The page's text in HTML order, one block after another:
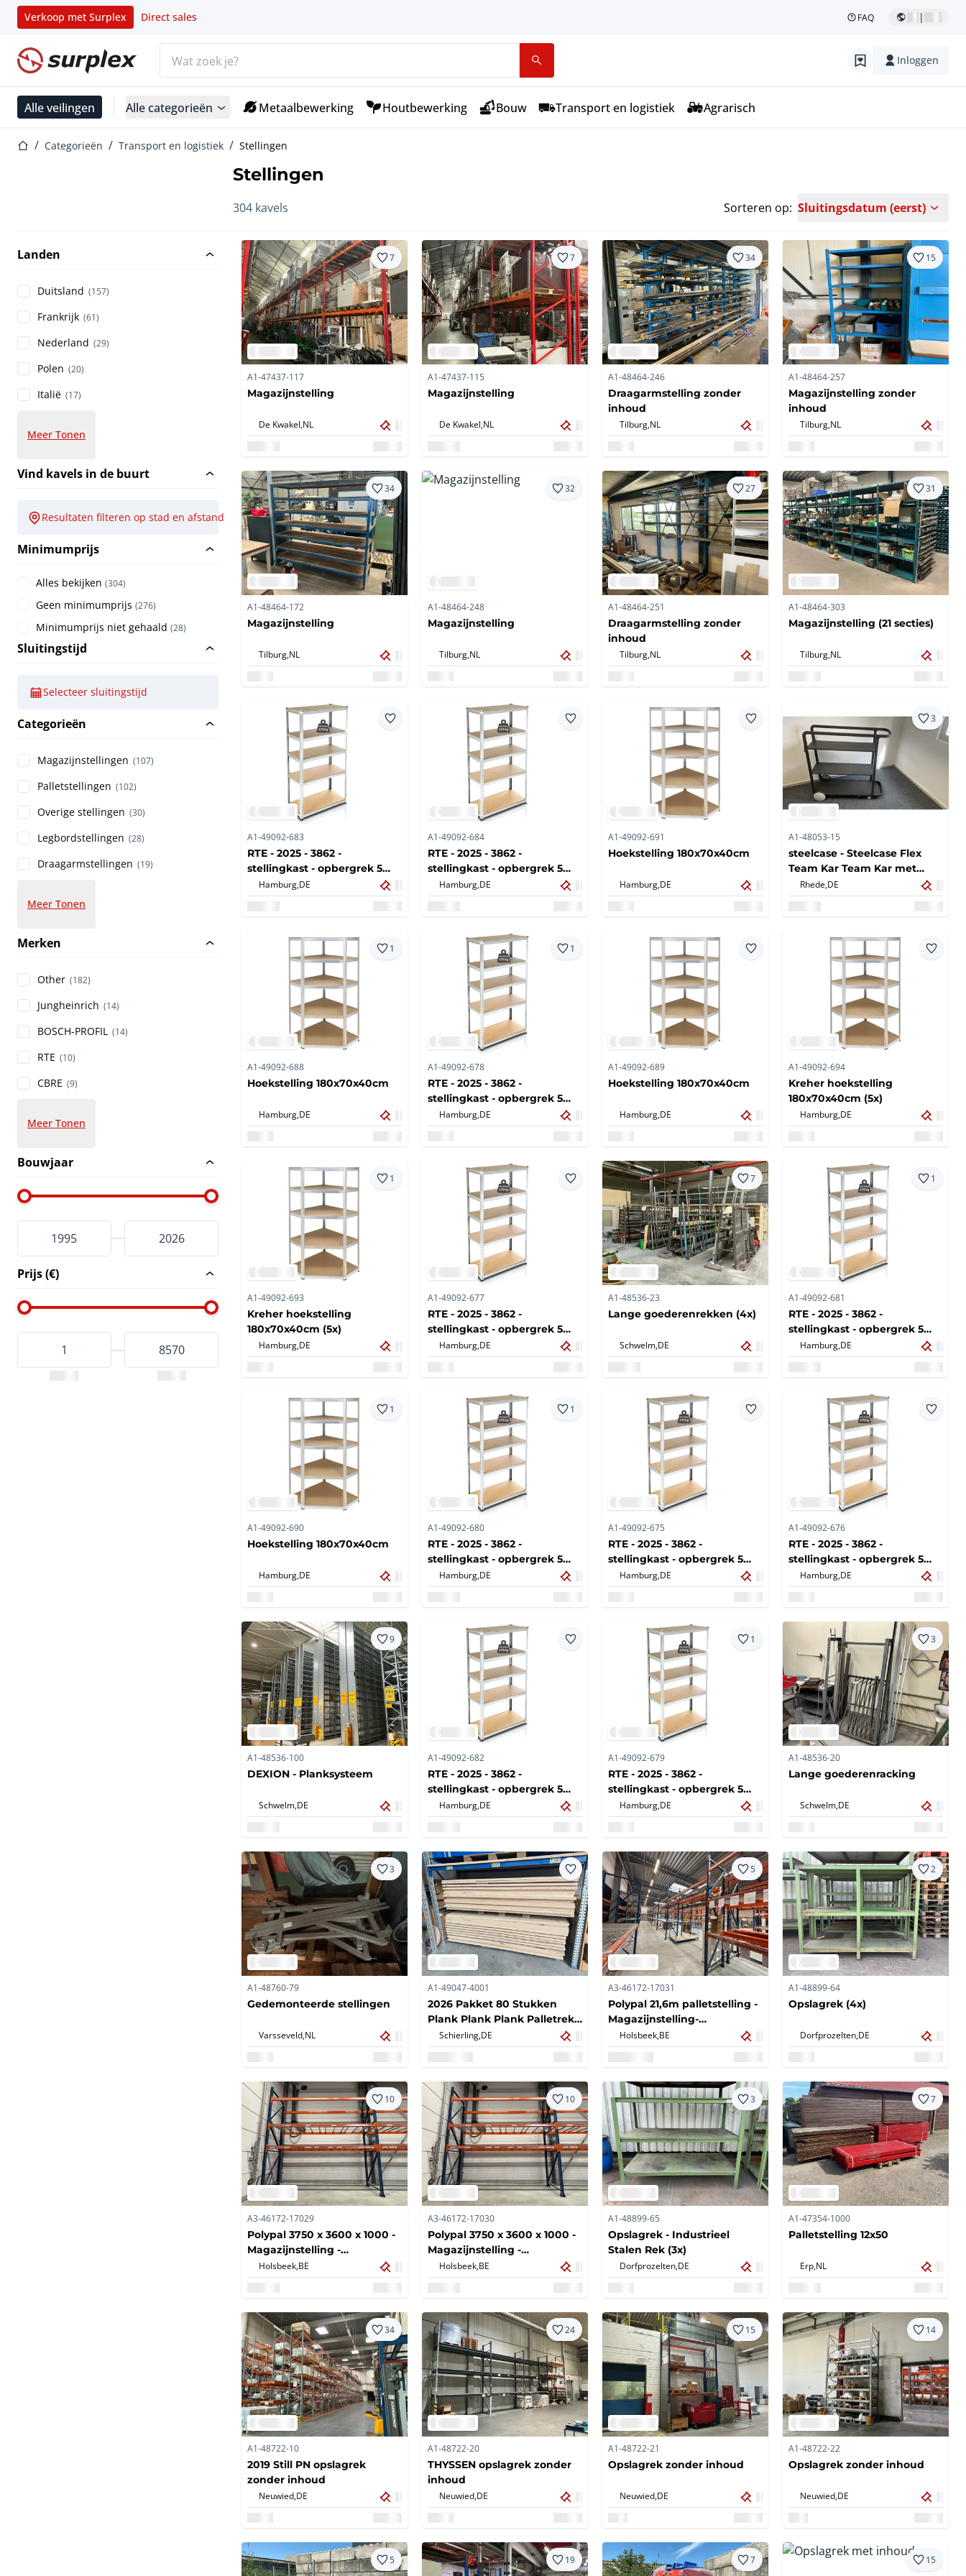
Verkoop met Surplex Direct sales FAQ |
Startpagina Inloggen
Alle veilingen Alle categorieën Metaalbewerking Houtbewerking Bouw Transport en logistiek Agrarisch
StartpaginaCategorieën Transport en logistiek Stellingen
Stellingen
304 kavels Sorteren op: Sluitingsdatum (eerst)
Landen
Duitsland (157)
Frankrijk (61)
Nederland (29)
Polen (20)
Italië (17)
Meer Tonen
Vind kavels in de buurt
Resultaten filteren op stad en afstand
Minimumprijs
Alles bekijken (304)
Geen minimumprijs (276)
Minimumprijs niet gehaald (28)
Sluitingstijd
Selecteer sluitingstijd
Categorieën
Magazijnstellingen (107)
Palletstellingen (102)
Overige stellingen (30)
Legbordstellingen (28)
Draagarmstellingen (19)
Meer Tonen
Merken
Other (182)
Jungheinrich (14)
BOSCH-PROFIL (14)
RTE (10)
CBRE (9)
Meer Tonen
Bouwjaar
Prijs (€)
7
A1-47437-117
Magazijnstelling
De Kwakel, NL
7
A1-47437-115
Magazijnstelling
De Kwakel, NL
34
A1-48464-246
Draagarmstelling zonder
inhoud
Tilburg, NL
15
A1-48464-257
Magazijnstelling zonder
inhoud
Tilburg, NL
34
A1-48464-172
Magazijnstelling
Tilburg, NL
32
A1-48464-248
Magazijnstelling
Tilburg, NL
27
A1-48464-251
Draagarmstelling zonder
inhoud
Tilburg, NL
31
A1-48464-303
Magazijnstelling (21 secties)
Tilburg, NL
A1-49092-683
RTE - 2025 - 3862 -
stellingkast - opbergrek 5
planks (30x)
Hamburg, DE
A1-49092-684
RTE - 2025 - 3862 -
stellingkast - opbergrek 5
planks (30x)
Hamburg, DE
A1-49092-691
Hoekstelling 180x70x40cm
Hamburg, DE
3
A1-48053-15
steelcase - Steelcase Flex
Team Kar Team Kar met
wielen - Bar Table
Rhede, DE
1
A1-49092-688
Hoekstelling 180x70x40cm
Hamburg,DE
1
A1-49092-678
RTE - 2025 - 3862 -
stellingkast - opbergrek 5
planks
Hamburg,DE
A1-49092-689
Hoekstelling 180x70x40cm
Hamburg,DE
A1-49092-694
Kreher hoekstelling
180x70x40cm (5x)
Hamburg,DE
1
A1-49092-693
Kreher hoekstelling
180x70x40cm (5x)
Hamburg, DE
A1-49092-677
RTE - 2025 - 3862 -
stellingkast - opbergrek 5
planks
Hamburg, DE
7
A1-48536-23
Lange goederenrekken (4x)
Schwelm, DE
1
A1-49092-681
RTE - 2025 - 3862 -
stellingkast - opbergrek 5
planks (5x)
Hamburg, DE
1
A1-49092-690
Hoekstelling 180x70x40cm
Hamburg, DE
1
A1-49092-680
RTE - 2025 - 3862 -
stellingkast - opbergrek 5
planks (5x)
Hamburg, DE
A1-49092-675
RTE - 2025 - 3862 -
stellingkast - opbergrek 5
planks
Hamburg, DE
A1-49092-676
RTE - 2025 - 3862 -
stellingkast - opbergrek 5
planks
Hamburg, DE
9
A1-48536-100
DEXION - Planksysteem
Schwelm, DE
A1-49092-682
RTE - 2025 - 3862 -
stellingkast - opbergrek 5
planks (5x)
Hamburg, DE
1
A1-49092-679
RTE - 2025 - 3862 -
stellingkast - opbergrek 5
planks
Hamburg, DE
3
A1-48536-20
Lange goederenracking
Schwelm, DE
3
A1-48760-79
Gedemonteerde stellingen
Varsseveld,NL
A1-49047-4001
2026 Pakket 80 Stukken
Plank Plank Plank Palletrek
270x110cm 180x110cm
90x110cm 90x110cm
Schierling,DE
5
A3-46172-17031
Polypal 21,6m palletstelling -
Magazijnstelling-
Grootvakstelling
Holsbeek,BE
2
A1-48899-64
Opslagrek (4x)
Dorfprozelten,DE
10
A3-46172-17029
Polypal 3750 x 3600 x 1000 -
Magazijnstelling -
Grootvakstelling -
Palletstelling
Holsbeek, BE
10
A3-46172-17030
Polypal 3750 x 3600 x 1000 -
Magazijnstelling -
Grootvakstelling -
Palletstelling
Holsbeek, BE
3
A1-48899-65
Opslagrek - Industrieel
Stalen Rek (3x)
Dorfprozelten, DE
7
A1-47354-1000
Palletstelling 12x50
Erp, NL
34
A1-48722-10
2019 Still PN opslagrek
zonder inhoud
Neuwied, DE
24
A1-48722-20
THYSSEN opslagrek zonder
inhoud
Neuwied, DE
15
A1-48722-21
Opslagrek zonder inhoud
Neuwied, DE
14
A1-48722-22
Opslagrek zonder inhoud
Neuwied, DE
5 19 7 15